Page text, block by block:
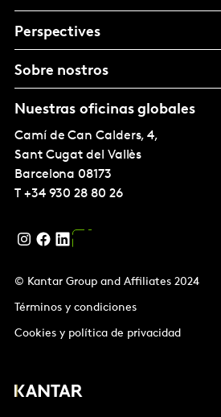
Perspectives
Sobre nostros
Nuestras oficinas globales
Camí de Can Calders, 4,
Sant Cugat del Vallès
Barcelona 08173
T +34 930 28 80 26
© Kantar Group and Affiliates 2024
Términos y condiciones
Cookies y política de privacidad